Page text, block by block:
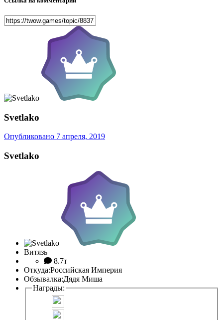
Svetlako
Опубликовано 7 апреля, 2019
Svetlako
Витязь
8.7т
Откуда:Российская Империя
Обзывалка:Дядя Миша
Награды: